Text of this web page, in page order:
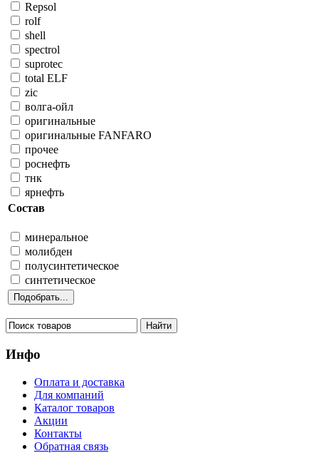
Repsol
rolf
shell
spectrol
suprotec
total ELF
zic
волга-ойл
оригинальные
оригинальные FANFARO
прочее
роснефть
тнк
ярнефть
Состав
минеральное
молибден
полусинтетическое
синтетическое
Инфо
Оплата и доставка
Для компаний
Каталог товаров
Акции
Контакты
Обратная связь